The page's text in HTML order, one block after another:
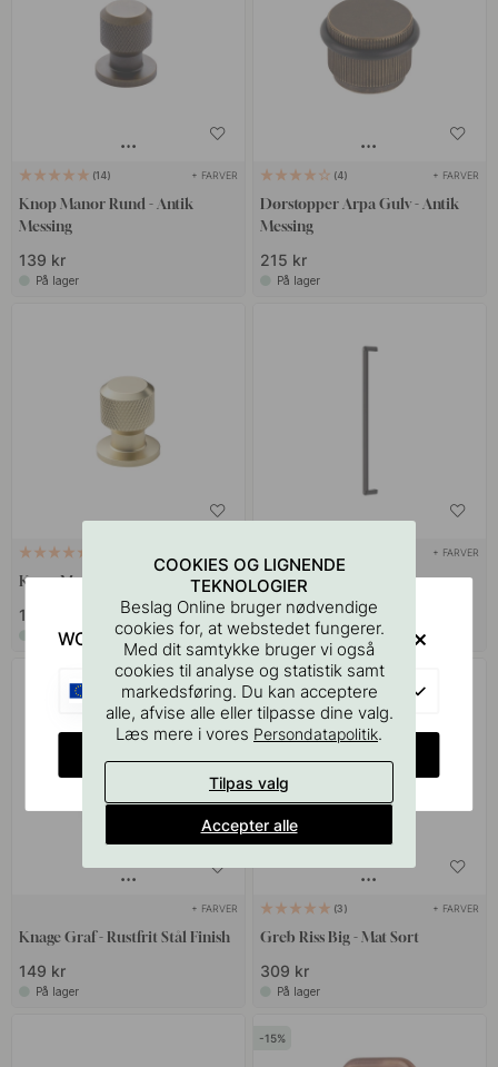
14 + FARVER
Knop Manor Rund - Antik
Messing
139 kr
På lager
4 + FARVER
Dørstopper Arpa Gulv - Antik
Messing
215 kr
På lager
Knop Manor Rund - Guld
139 kr
På lager
+ FARVER
Greb Riss Big - Brun
309 kr
På lager
+ FARVER
Knage Graf - Rustfrit Stål Finish
149 kr
På lager
3 + FARVER
Greb Riss Big - Mat Sort
309 kr
På lager
15
COOKIES OG LIGNENDE
TEKNOLOGIER
Beslag Online bruger nødvendige
cookies for, at webstedet fungerer.
Med dit samtykke bruger vi også
cookies til analyse og statistik samt
markedsføring. Du kan acceptere
alle, afvise alle eller tilpasse dine valg.
Læs mere i vores Persondatapolitik.
Tilpas valg
Accepter alle
WOULD YOU RATHER VISIT?
EU